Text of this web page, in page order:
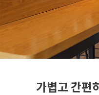
가볍고 간편